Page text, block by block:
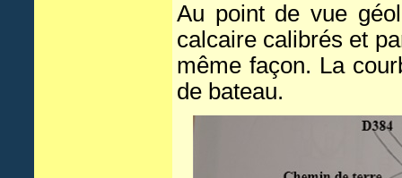
Au point de vue
calcaire calibrés et
même façon. La
de bateau.